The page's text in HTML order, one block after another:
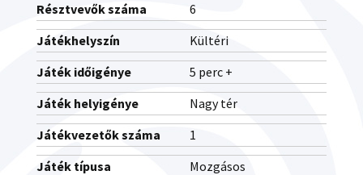
Résztvevők száma
6
Játékhelyszín
Kültéri
Játék időigénye
5 perc +
Játék helyigénye
Nagy tér
Játékvezetők száma
1
Játék típusa
Mozgásos